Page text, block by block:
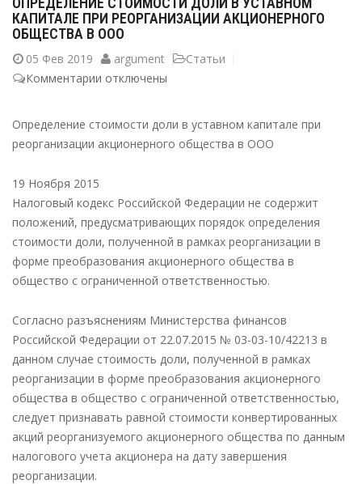
КАПИТАЛЕ ПРИ РЕОРГАНИЗАЦИИ АКЦИОНЕРНОГО
ОБЩЕСТВА В ООО
05 Фев 2019 argument
Статьи
Комментарии к
стоимости
доли
уставном
при
реорганизации
акционерного
отключены
Определение стоимости доли в уставном капитале при
реорганизации акционерного общества в ООО
19 Ноября 2015
Налоговый кодекс Российской Федерации не содержит
положений, предусматривающих порядок определения
стоимости доли, полученной в рамках реорганизации в
форме преобразования акционерного общества в
общество с ограниченной ответственностью.
Согласно разъяснениям Министерства финансов
Российской Федерации от 22.07.2015 № 03-03-10/42213 в
данном случае стоимость доли, полученной в рамках
реорганизации в форме преобразования акционерного
общества в общество с ограниченной ответственностью,
следует признавать равной стоимости конвертированных
акций реорганизуемого акционерного общества по данным
налогового учета акционера на дату завершения
реорганизации.